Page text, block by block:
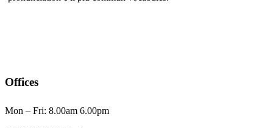
Offices
Mon – Fri: 8.00am 6.00pm